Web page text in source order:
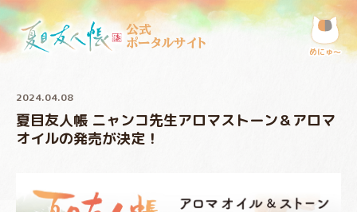
公式
ポータルサイト
めにゅ〜
2024.04.08
夏目友人帳 ニャンコ先生アロマストーン＆アロマ
オイルの発売が決定！